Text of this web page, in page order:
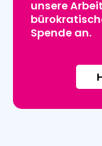
unsere
Spende an.